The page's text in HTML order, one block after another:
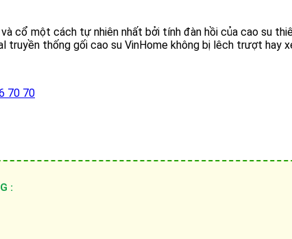
cổ một cách tự nhiên nhất bởi tính đàn hồi của cao su
truyền thống gối cao su VinHome không bị lêch trượt hay
70 70
: